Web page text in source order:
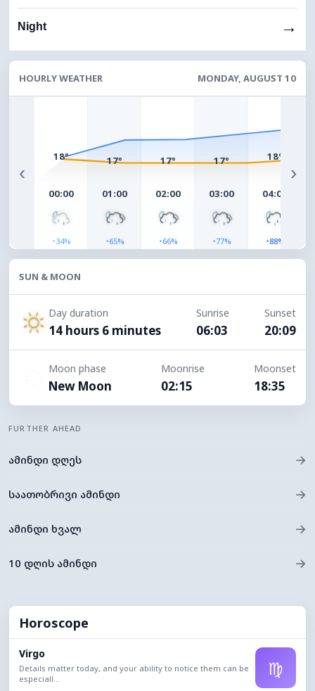
Night →
HOURLY WEATHER MONDAY, AUGUST 10
‹
18°
00:00
◔34%
17°
01:00
◔65%
17°
02:00
◔66%
17°
03:00
◔77%
18°
04:00
◔88%
›
SUN & MOON
Day duration
14 hours 6 minutes
Sunrise
06:03
Sunset
20:09
Moon phase
New Moon
Moonrise
02:15
Moonset
18:35
FURTHER AHEAD
ამინდი დღეს →
საათობრივი ამინდი →
ამინდი ხვალ →
10 დღის ამინდი →
Horoscope
Virgo
Details matter today, and your ability to notice them can be
especiall...
♍